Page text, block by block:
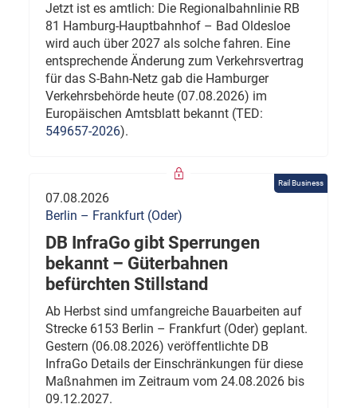
Jetzt ist es amtlich: Die Regionalbahnlinie RB
81 Hamburg-Hauptbahnhof – Bad Oldesloe
wird auch über 2027 als solche fahren. Eine
entsprechende Änderung zum Verkehrsvertrag
für das S-Bahn-Netz gab die Hamburger
Verkehrsbehörde heute (07.08.2026) im
Europäischen Amtsblatt bekannt (TED:
549657-2026).
Rail Business
07.08.2026
Berlin – Frankfurt (Oder)
DB InfraGo gibt Sperrungen
bekannt – Güterbahnen
befürchten Stillstand
Ab Herbst sind umfangreiche Bauarbeiten auf
Strecke 6153 Berlin – Frankfurt (Oder) geplant.
Gestern (06.08.2026) veröffentlichte DB
InfraGo Details der Einschränkungen für diese
Maßnahmen im Zeitraum vom 24.08.2026 bis
09.12.2027.